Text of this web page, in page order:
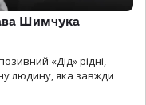
Шимчука
«Дід» рідні,
людину, яка завжди